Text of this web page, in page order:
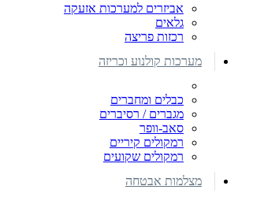
אביזרים למערכות אזעקה
גלאים
רכזות פריצה
מערכות קולנוע וכריזה
כבלים ומחברים
מגברים / רסיברים
סאב-וופר
רמקולים קיריים
רמקולים שקועים
מצלמות אבטחה